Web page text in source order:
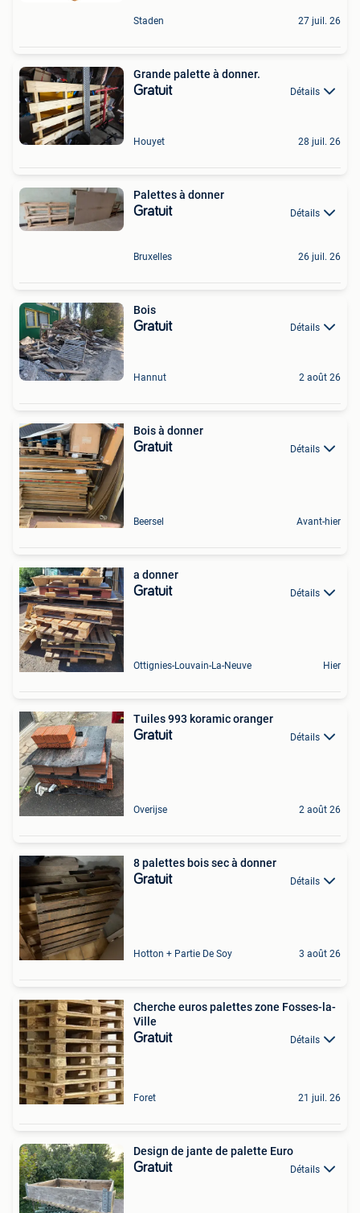
Staden 27 juil. 26
Grande palette à donner.
Gratuit Détails
Houyet 28 juil. 26
Palettes à donner
Gratuit Détails
Bruxelles 26 juil. 26
Bois
Gratuit Détails
Hannut 2 août 26
Bois à donner
Gratuit Détails
Beersel Avant-hier
a donner
Gratuit Détails
Ottignies-Louvain-La-Neuve Hier
Tuiles 993 koramic oranger
Gratuit Détails
Overijse 2 août 26
8 palettes bois sec à donner
Gratuit Détails
Hotton + Partie De Soy 3 août 26
Cherche euros palettes zone Fosses-la-
Ville
Gratuit Détails
Foret 21 juil. 26
Design de jante de palette Euro
Gratuit Détails